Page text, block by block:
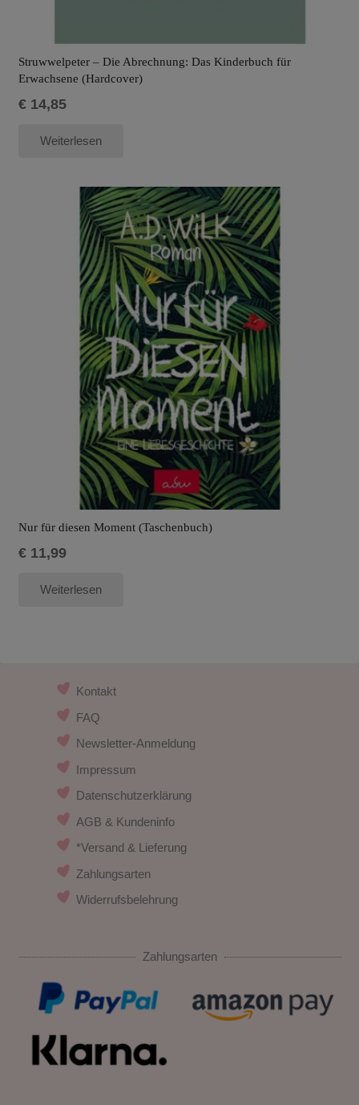
Struwwelpeter – Die Abrechnung: Das Kinderbuch für
Erwachsene (Hardcover)
€14,85
Weiterlesen
Nur für diesen Moment (Taschenbuch)
€11,99
Weiterlesen
Kontakt
FAQ
Newsletter-Anmeldung
Impressum
Datenschutzerklärung
AGB & Kundeninfo
*Versand & Lieferung
Zahlungsarten
Widerrufsbelehrung
Zahlungsarten